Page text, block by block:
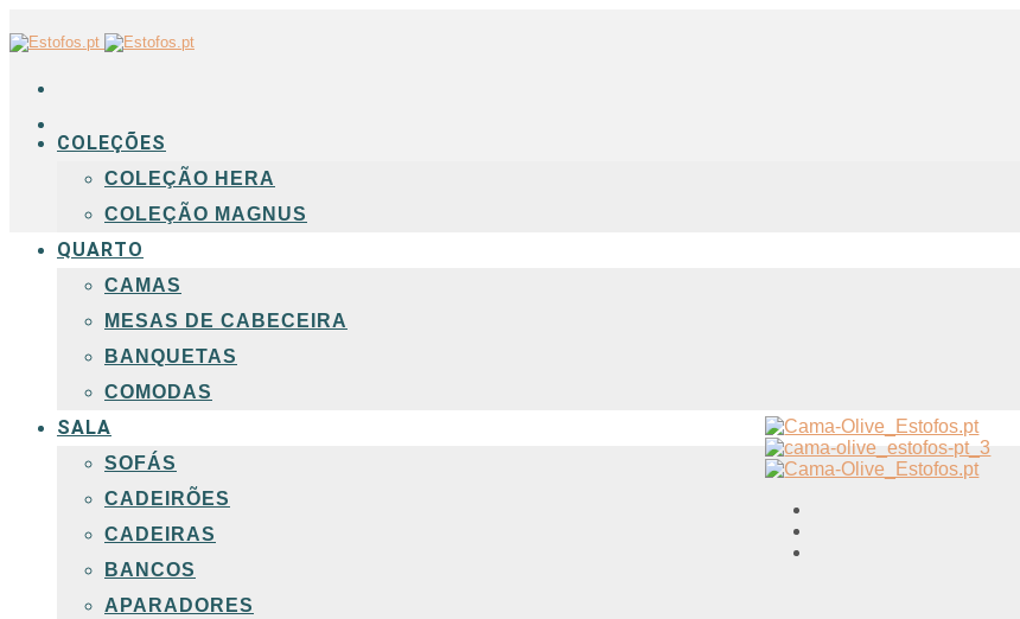
COLEÇÕES
COLEÇÃO HERA
COLEÇÃO MAGNUS
QUARTO
CAMAS
MESAS DE CABECEIRA
BANQUETAS
COMODAS
SALA
SOFÁS
CADEIRÕES
CADEIRAS
BANCOS
APARADORES